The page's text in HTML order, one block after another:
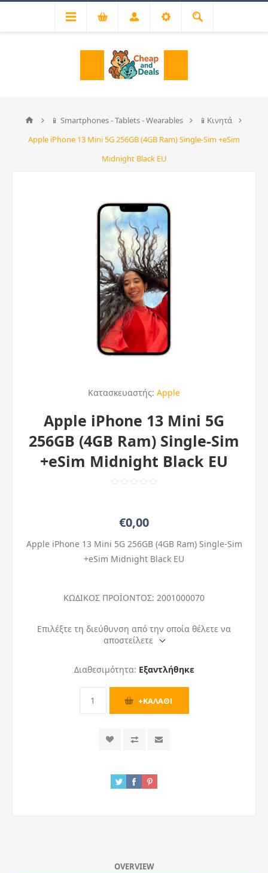
📱 Smartphones - Tablets - Wearables
📱Κινητά
Apple iPhone 13 Mini 5G 256GB (4GB Ram) Single-Sim +eSim
Midnight Black EU
Κατασκευαστής: Apple
Apple iPhone 13 Mini 5G
256GB (4GB Ram) Single-Sim
+eSim Midnight Black EU
€0,00
Apple iPhone 13 Mini 5G 256GB (4GB Ram) Single-Sim
+eSim Midnight Black EU
ΚΩΔΙΚΟΣ ΠΡΟΪΟΝΤΟΣ: 2001000070
Επιλέξτε τη διεύθυνση από την οποία θέλετε να
αποστείλετε
Διαθεσιμότητα: Εξαντλήθηκε
OVERVIEW